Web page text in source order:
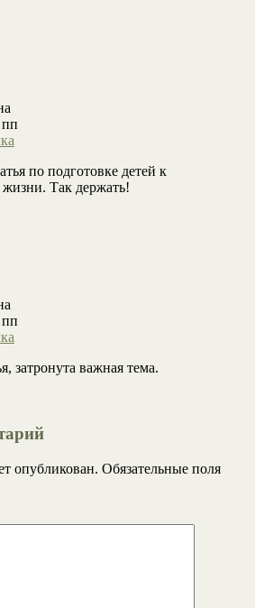
пп
по подготовке детей к
жизни. Так держать!
пп
затронута важная тема.
опубликован. Обязательные поля